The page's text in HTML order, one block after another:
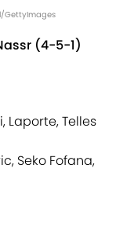
GettyImages
(4-5-1)
Laporte, Telles
Seko Fofana,